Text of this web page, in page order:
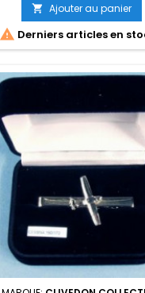
 Ajouter au panier
 Derniers articles en